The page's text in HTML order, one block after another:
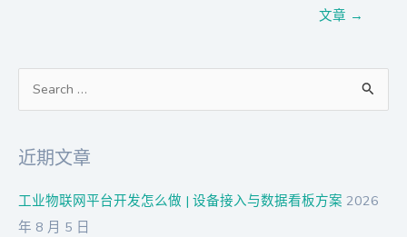
文章 →
：
近期文章
工业物联网平台开发怎么做 | 设备接入与数据看板方案 2026
年 8 月 5 日